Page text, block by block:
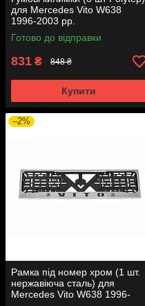
для Mercedes Vito W638
1996-2003 рр.
Готово до відправки
831 ₴ 848 ₴
Купити
–2%
Рамка під номер хром (1 шт.
нержавіюча сталь) для
Mercedes Vito W638 1996-